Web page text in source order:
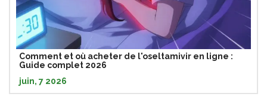
Comment et où acheter de l'oseltamivir en ligne :
Guide complet 2026
juin, 7 2026